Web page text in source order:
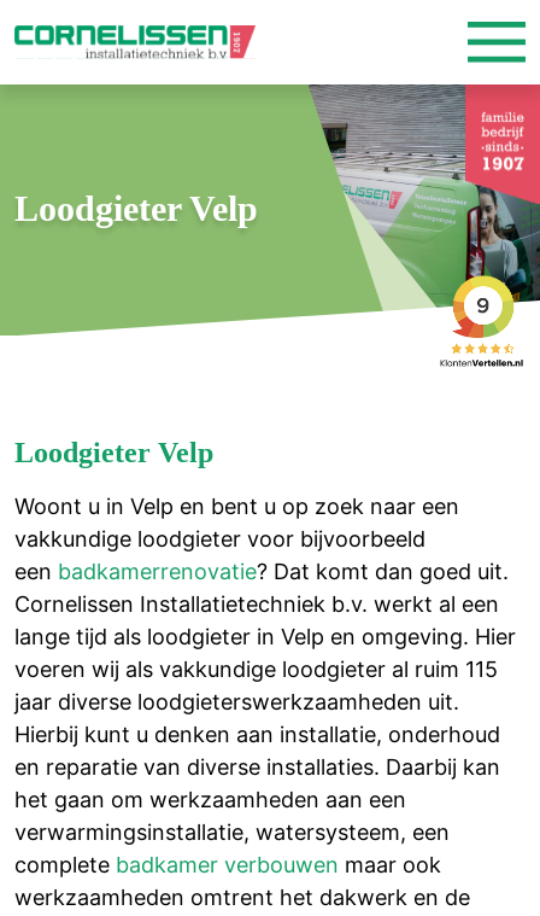
Loodgieter Velp
Loodgieter Velp
Woont u in Velp en bent u op zoek naar een
vakkundige loodgieter voor bijvoorbeeld
een badkamerrenovatie? Dat komt dan goed uit.
Cornelissen Installatietechniek b.v. werkt al een
lange tijd als loodgieter in Velp en omgeving. Hier
voeren wij als vakkundige loodgieter al ruim 115
jaar diverse loodgieterswerkzaamheden uit.
Hierbij kunt u denken aan installatie, onderhoud
en reparatie van diverse installaties. Daarbij kan
het gaan om werkzaamheden aan een
verwarmingsinstallatie, watersysteem, een
complete badkamer verbouwen maar ook
werkzaamheden omtrent het dakwerk en de